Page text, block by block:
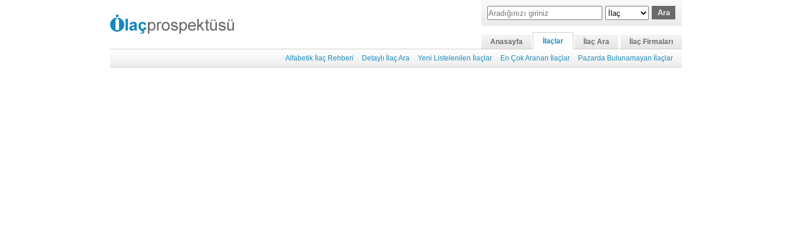
Anasayfa İlaçlar İlaç Ara
İlaç Firmaları
Alfabetik İlaç Rehberi
Detaylı İlaç Ara Yeni Listelenilen İlaçlar En Çok Aranan İlaçlar Pazarda Bulunamayan İlaçlar